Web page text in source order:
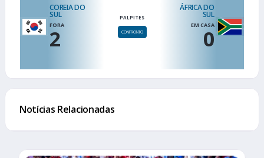
COREIA DO
SUL
FORA
2
PALPITES
CONFRONTO
ÁFRICA DO
SUL
EM CASA
0
Notícias Relacionadas